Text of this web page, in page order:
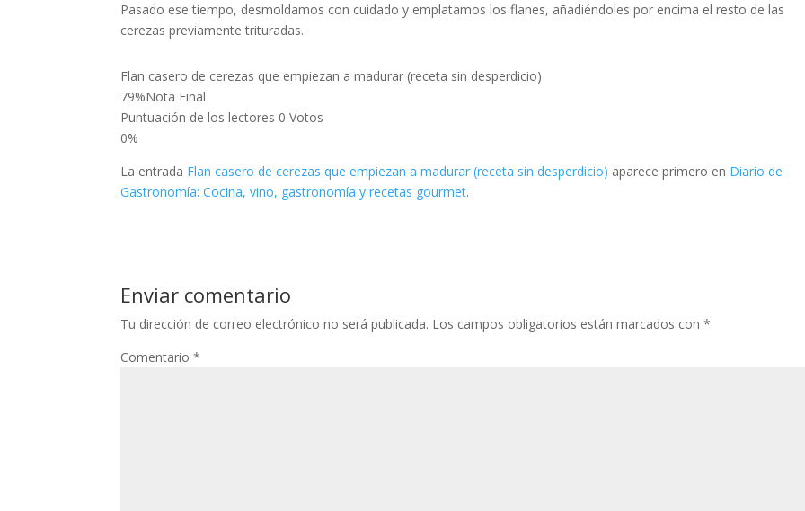
Pasado ese tiempo, desmoldamos con cuidado y emplatamos los flanes, añadiéndoles por encima el resto de las
cerezas previamente trituradas.
Flan casero de cerezas que empiezan a madurar (receta sin desperdicio)
79%Nota Final
Puntuación de los lectores 0 Votos
0%
La entrada Flan casero de cerezas que empiezan a madurar (receta sin desperdicio) aparece primero en Diario de
Gastronomía: Cocina, vino, gastronomía y recetas gourmet.
Enviar comentario
Tu dirección de correo electrónico no será publicada. Los campos obligatorios están marcados con*
Comentario*